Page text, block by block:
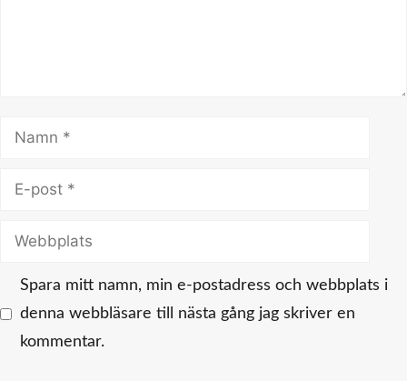
Namn
Webbplats
Spara mitt namn, min e-postadress och webbplats i
denna webbläsare till nästa gång jag skriver en
kommentar.